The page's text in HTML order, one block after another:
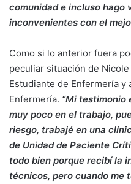
comunidad e incluso hago
inconvenientes con el
Como si lo anterior fuera
peculiar situación de
Estudiante de Enfermería y
Enfermería. “Mi testimonio
muy poco en el trabajo,
riesgo, trabajé en una
de Unidad de Paciente
todo bien porque recibí la
técnicos, pero cuando me